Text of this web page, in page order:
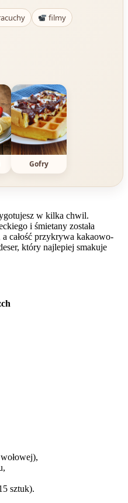
filmy
Gofry
w kilka chwil.
i śmietany została
całość przykrywa kakaowo-
który najlepiej smakuje
sztuk).